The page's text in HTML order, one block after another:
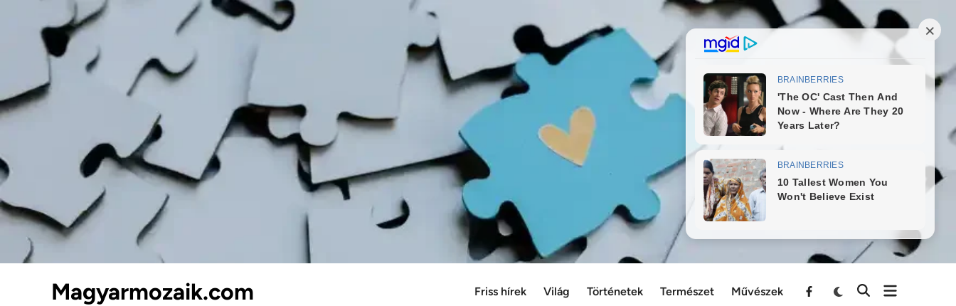
Magyarmozaik.com Friss hírek Világ Történetek Természet Művészek
Menu